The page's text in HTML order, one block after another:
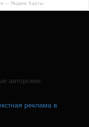
— Яндекс Карты
авторские,
реклама в